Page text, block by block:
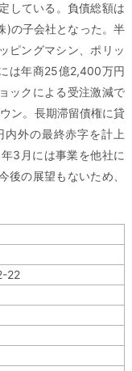
している。負債総額は
)の子会社となった。半
ピングマシン、ポリッ
は年商25億2,400万円
ックによる受注激減で
ン。長期滞留債権に貸
外の最終赤字を計上
3月には事業を他社に
後の展望もないため、
22